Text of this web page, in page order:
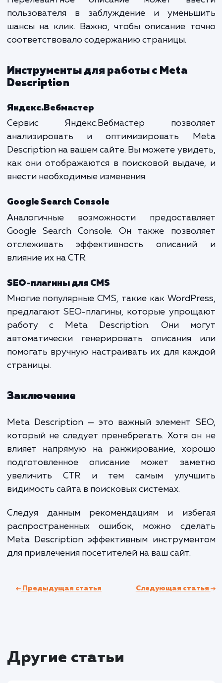
Дублирование описаний
Один из самых распространенных
это дублирование Meta Description на
воспринимать это как
манипулирования результатами поиска.
Отсутствие описания
Отсутствие Meta Description также может
проблемой. Хотя поисковые системы
автоматически выбрать часть
страницы в качестве описания, такой
страницы.
Нерелевантное описание
Нерелевантное описание может
шансы на клик. Важно, чтобы описание
соответствовало содержанию страницы.
Инструменты для работы с Meta
Description
Яндекс.Вебмастер
анализировать и оптимизировать
Description на вашем сайте. Вы можете
как они отображаются в поисковой
внести необходимые изменения.
Google Search Console
Аналогичные возможности
Google Search Console. Он также
отслеживать эффективность
влияние их на CTR.
страницы.